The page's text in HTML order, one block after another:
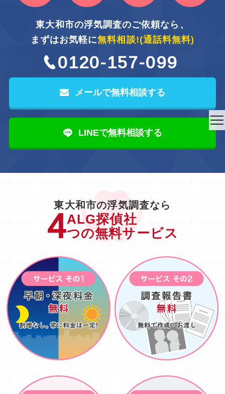
東大和市の浮気調査のご依頼なら、
まずはお気軽に無料相談!(通話料無料)
0120-157-099
メールで無料相談する
LINEで無料相談する
東大和市の浮気調査なら
ALG探偵社
つの無料サービス